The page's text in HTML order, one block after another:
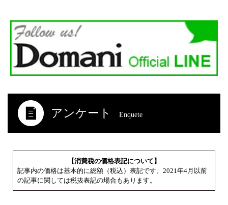
アンケート Enquete
【消費税の価格表記について】
記事内の価格は基本的に総額（税込）表記です。2021年4月以前
の記事に関しては税抜表記の場合もあります。